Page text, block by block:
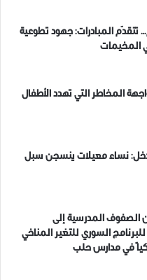
تتقدّم المبادرات: جهود تطوعية
المخيمات
المخاطر التي تهدد الأطفال
نساء معيلات ينسجن سبل
الصفوف المدرسية إلى
السوري للتغير المناخي
في مدارس حلب